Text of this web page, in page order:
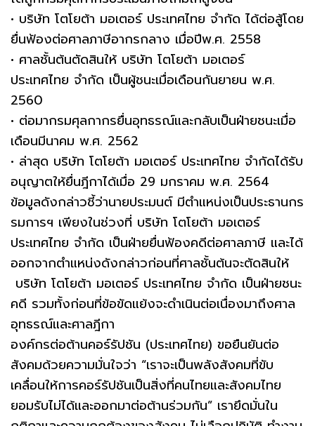
• บริษัท โตโยต้า มอเตอร์ ประเทศไทย จำกัด ได้ต่อสู้โดย
ยื่นฟ้องต่อศาลภาษีอากรกลาง เมื่อปีพ.ศ. 2558
• ศาลชั้นต้นตัดสินให้ บริษัท โตโยต้า มอเตอร์
ประเทศไทย จำกัด เป็นผู้ชนะเมื่อเดือนกันยายน พ.ศ.
2560
• ต่อมากรมศุลกากรยื่นอุทธรณ์และกลับเป็นฝ่ายชนะเมื่อ
เดือนมีนาคม พ.ศ. 2562
• ล่าสุด บริษัท โตโยต้า มอเตอร์ ประเทศไทย จำกัดได้รับ
อนุญาตให้ยื่นฎีกาได้เมื่อ 29 มกราคม พ.ศ. 2564
ข้อมูลดังกล่าวชี้ว่านายประมนต์ มีตำแหน่งเป็นประธานกร
รมการฯ เพียงในช่วงที่ บริษัท โตโยต้า มอเตอร์
ประเทศไทย จำกัด เป็นฝ่ายยื่นฟ้องคดีต่อศาลภาษี และได้
ออกจากตำแหน่งดังกล่าวก่อนที่ศาลชั้นต้นจะตัดสินให้
บริษัท โตโยต้า มอเตอร์ ประเทศไทย จำกัด เป็นฝ่ายชนะ
คดี รวมทั้งก่อนที่ข้อขัดแย้งจะดำเนินต่อเนื่องมาถึงศาล
อุทธรณ์และศาลฎีกา
องค์กรต่อต้านคอร์รัปชัน (ประเทศไทย) ขอยืนยันต่อ
สังคมด้วยความมั่นใจว่า “เราจะเป็นพลังสังคมที่ขับ
เคลื่อนให้การคอร์รัปชันเป็นสิ่งที่คนไทยและสังคมไทย
ยอมรับไม่ได้และออกมาต่อต้านร่วมกัน” เรายึดมั่นใน